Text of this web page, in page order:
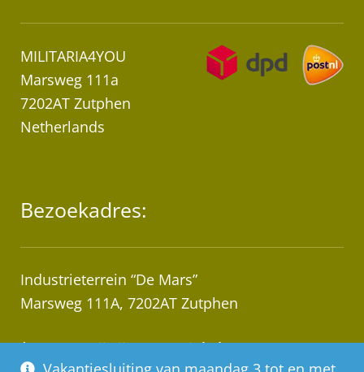
MILITARIA4YOU
Marsweg 111a
7202AT Zutphen
Netherlands
Bezoekadres:
Industrieterrein “De Mars”
Marsweg 111A, 7202AT Zutphen
* Let op! Wij zijn geen winkel!